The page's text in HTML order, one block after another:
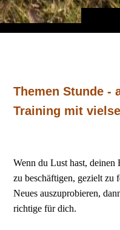
Themen Stunde -
Training mit
Wenn du Lust hast, deinen
zu beschäftigen, gezielt zu
Neues auszuprobieren,
richtige für dich.